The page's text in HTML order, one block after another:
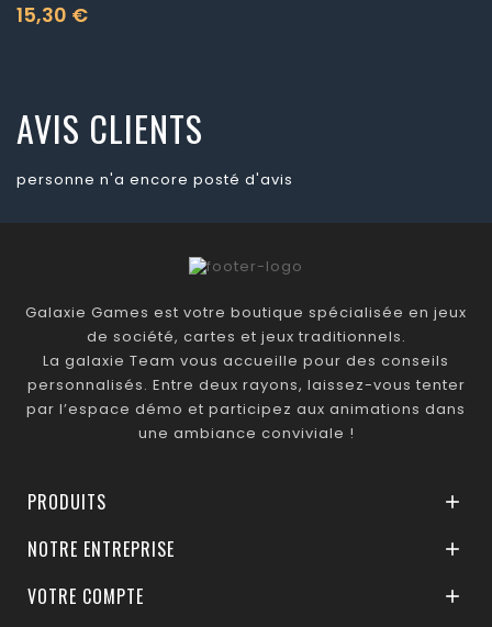
15,30 €
Prix
AVIS CLIENTS
personne n'a encore posté d'avis
Galaxie Games est votre boutique spécialisée en jeux
de société, cartes et jeux traditionnels.
La galaxie Team vous accueille pour des conseils
personnalisés. Entre deux rayons, laissez-vous tenter
par l’espace démo et participez aux animations dans
une ambiance conviviale !
PRODUITS 
NOTRE ENTREPRISE 
VOTRE COMPTE 